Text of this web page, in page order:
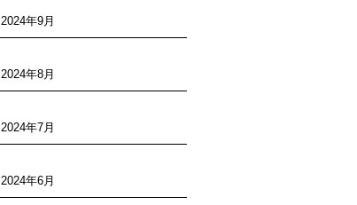
2024年9月
2024年8月
2024年7月
2024年6月